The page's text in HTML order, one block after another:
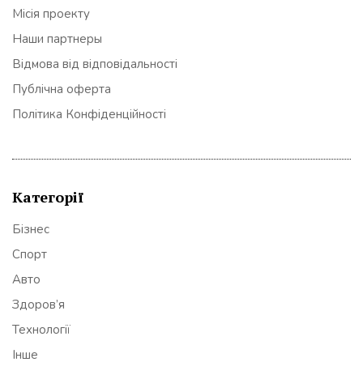
Місія проекту
Наши партнеры
Відмова від відповідальності
Публічна оферта
Політика Конфіденційності
Категорії
Бізнес
Спорт
Авто
Здоров’я
Технології
Інше